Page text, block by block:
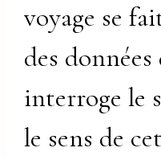
voyage se
des
interroge le
le sens de